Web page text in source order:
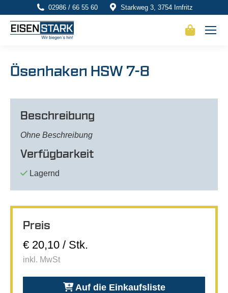
02986 / 66 55 60 Starkweg 3, 3754 Irnfritz
Ösenhaken HSW 7-8
Beschreibung
Ohne Beschreibung
Verfügbarkeit
Lagernd
Preis
€ 20,10 / Stk.
inkl. MwSt
Auf die Einkaufsliste